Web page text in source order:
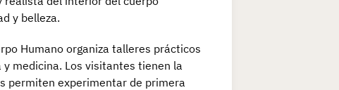
y belleza.
Humano organiza talleres prácticos
medicina. Los visitantes tienen la
permiten experimentar de primera